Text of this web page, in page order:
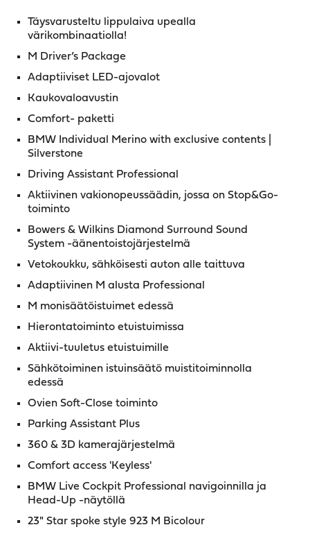
Täysvarusteltu lippulaiva upealla
värikombinaatiolla!
M Driver’s Package
Adaptiiviset LED-ajovalot
Kaukovaloavustin
Comfort- paketti
BMW Individual Merino with exclusive contents |
Silverstone
Driving Assistant Professional
Aktiivinen vakionopeussäädin, jossa on Stop&Go-
toiminto
Bowers & Wilkins Diamond Surround Sound
System -äänentoistojärjestelmä
Vetokoukku, sähköisesti auton alle taittuva
Adaptiivinen M alusta Professional
M monisäätöistuimet edessä
Hierontatoiminto etuistuimissa
Aktiivi-tuuletus etuistuimille
Sähkötoiminen istuinsäätö muistitoiminnolla
edessä
Ovien Soft-Close toiminto
Parking Assistant Plus
360 & 3D kamerajärjestelmä
Comfort access 'Keyless'
BMW Live Cockpit Professional navigoinnilla ja
Head-Up -näytöllä
23" Star spoke style 923 M Bicolour